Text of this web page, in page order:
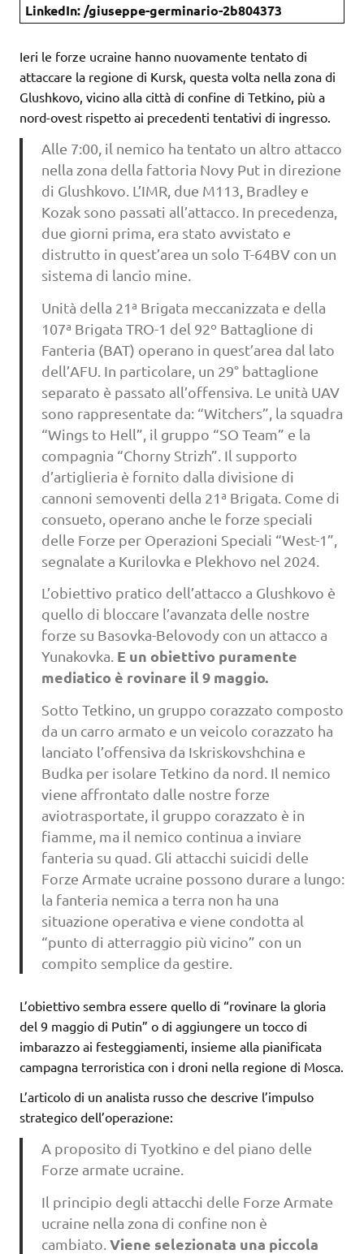
LinkedIn: /giuseppe-germinario-2b804373
Ieri le forze ucraine hanno nuovamente tentato di
attaccare la regione di Kursk, questa volta nella zona di
Glushkovo, vicino alla città di confine di Tetkino, più a
nord-ovest rispetto ai precedenti tentativi di ingresso.
Alle 7:00, il nemico ha tentato un altro attacco
nella zona della fattoria Novy Put in direzione
di Glushkovo. L’IMR, due M113, Bradley e
Kozak sono passati all’attacco. In precedenza,
due giorni prima, era stato avvistato e
distrutto in quest’area un solo T-64BV con un
sistema di lancio mine.
Unità della 21ª Brigata meccanizzata e della
107ª Brigata TRO-1 del 92º Battaglione di
Fanteria (BAT) operano in quest’area dal lato
dell’AFU. In particolare, un 29° battaglione
separato è passato all’offensiva. Le unità UAV
sono rappresentate da: “Witchers”, la squadra
“Wings to Hell”, il gruppo “SO Team” e la
compagnia “Chorny Strizh”. Il supporto
d’artiglieria è fornito dalla divisione di
cannoni semoventi della 21ª Brigata. Come di
consueto, operano anche le forze speciali
delle Forze per Operazioni Speciali “West-1”,
segnalate a Kurilovka e Plekhovo nel 2024.
L’obiettivo pratico dell’attacco a Glushkovo è
quello di bloccare l’avanzata delle nostre
forze su Basovka-Belovody con un attacco a
Yunakovka. E un obiettivo puramente
mediatico è rovinare il 9 maggio.
Sotto Tetkino, un gruppo corazzato composto
da un carro armato e un veicolo corazzato ha
lanciato l’offensiva da Iskriskovshchina e
Budka per isolare Tetkino da nord. Il nemico
viene affrontato dalle nostre forze
aviotrasportate, il gruppo corazzato è in
fiamme, ma il nemico continua a inviare
fanteria su quad. Gli attacchi suicidi delle
Forze Armate ucraine possono durare a lungo:
la fanteria nemica a terra non ha una
situazione operativa e viene condotta al
“punto di atterraggio più vicino” con un
compito semplice da gestire.
L’obiettivo sembra essere quello di “rovinare la gloria
del 9 maggio di Putin” o di aggiungere un tocco di
imbarazzo ai festeggiamenti, insieme alla pianificata
campagna terroristica con i droni nella regione di Mosca.
L’articolo di un analista russo che descrive l’impulso
strategico dell’operazione:
A proposito di Tyotkino e del piano delle
Forze armate ucraine.
Il principio degli attacchi delle Forze Armate
ucraine nella zona di confine non è
cambiato. Viene selezionata una piccola